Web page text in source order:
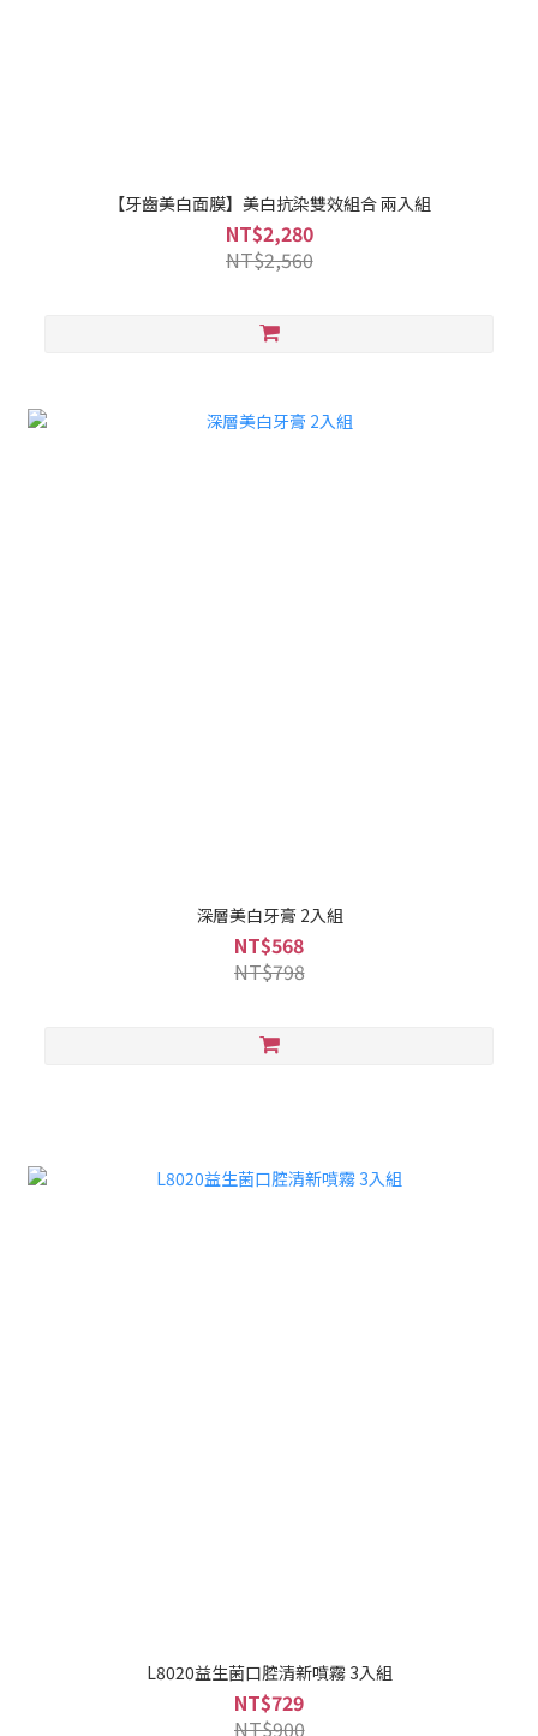
【牙齒美白面膜】美白抗染雙效組合 兩入組
NT$2,280
NT$2,560
深層美白牙膏 2入組
NT$568
NT$798
L8020益生菌口腔清新噴霧 3入組
NT$729
NT$900